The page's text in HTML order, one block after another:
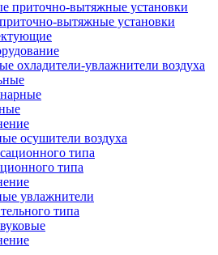
вытяжные установки
охладители-увлажнители воздуха
осушители воздуха
типа
типа
увлажнители
типа